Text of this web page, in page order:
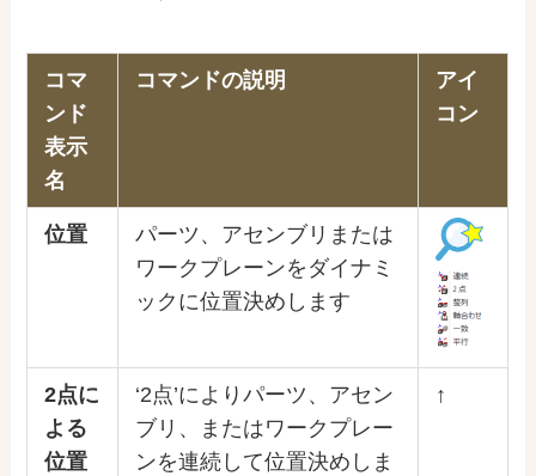
コマ
ンド
表示
名
コマンドの説明
アイ
コン
位置
パーツ、アセンブリまたは
ワークプレーンをダイナミ
ックに位置決めします
2点に
よる
位置
‘2点’によりパーツ、アセン
ブリ、またはワークプレー
ンを連続して位置決めしま
↑